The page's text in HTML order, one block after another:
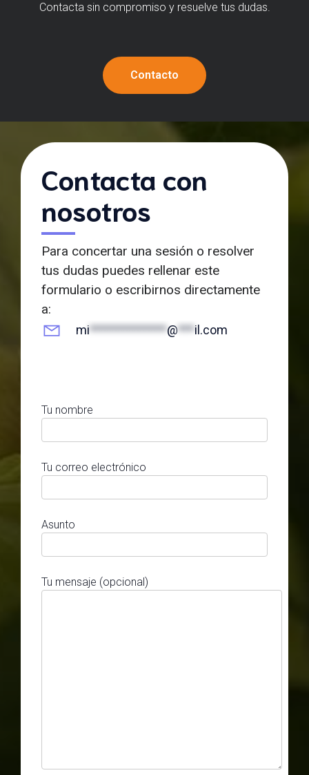
Contacta sin compromiso y resuelve tus dudas.
Contacto
Contacta con
nosotros
Para concertar una sesión o resolver
tus dudas puedes rellenar este
formulario o escribirnos directamente
a:
mi**************@***il.com
Tu nombre
Tu correo electrónico
Asunto
Tu mensaje (opcional)